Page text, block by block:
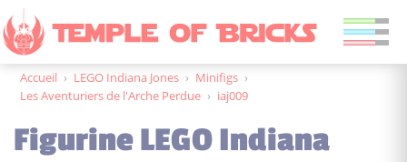
Accueil › LEGO Indiana Jones › Minifigs ›
Les Aventuriers de l'Arche Perdue › iaj009
Figurine LEGO Indiana